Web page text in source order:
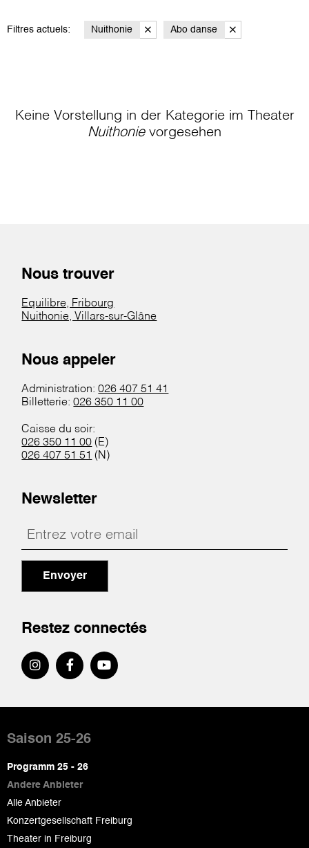
Filtres actuels: Nuithonie Abo danse
Keine Vorstellung in der Kategorie im Theater
Nuithonievorgesehen
Nous trouver
Equilibre, Fribourg
Nuithonie, Villars-sur-Glâne
Nous appeler
Administration:026 407 51 41
Billetterie:026 350 11 00
Caisse du soir:
026 350 11 00 (E)
026 407 51 51 (N)
Newsletter
Envoyer
Restez connectés
de
page
Saison 25-26
Programm 25 - 26
Andere Anbieter
Alle Anbieter
Konzertgesellschaft Freiburg
Theater in Freiburg